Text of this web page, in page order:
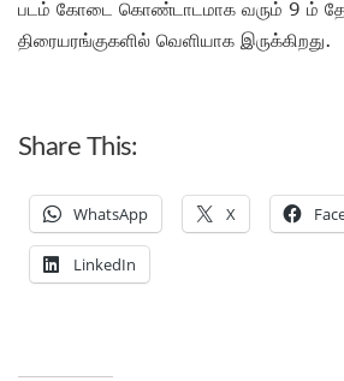
படம் கோடை கொண்டாடமாக வரும் 9 ம் தேதி
திரையரங்குகளில் வெளியாக இருக்கிறது.
Share This:
WhatsApp X
LinkedIn